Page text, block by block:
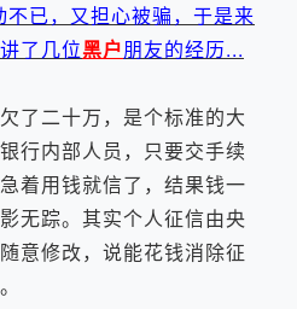
已，又担心被骗，于是来
了几位黑户朋友的经历...
二十万，是个标准的大
行内部人员，只要交手续
着用钱就信了，结果钱一
无踪。其实个人征信由央
意修改，说能花钱消除征